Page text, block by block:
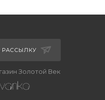
Золотой Век